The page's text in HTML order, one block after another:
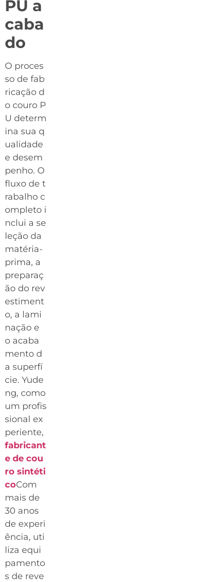
PU a
caba
do
O proces
so de fab
ricação d
o couro P
U determ
ina sua q
ualidade
e desem
penho. O
fluxo de t
rabalho c
ompleto i
nclui a se
leção da
matéria-
prima, a
preparaç
ão do rev
estiment
o, a lami
nação e
o acaba
mento d
a superfí
cie. Yude
ng, como
um profis
sional ex
periente,
fabricant
e de cou
ro sintéti
coCom
mais de
30 anos
de experi
ência, uti
liza equi
pamento
s de reve